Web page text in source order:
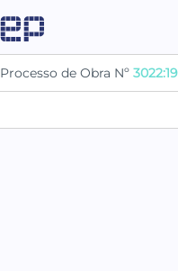
Processo de Obra Nº